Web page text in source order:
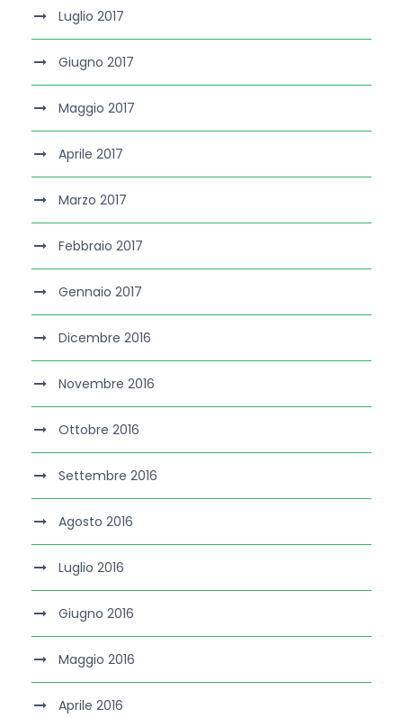
Luglio 2017
Giugno 2017
Maggio 2017
Aprile 2017
Marzo 2017
Febbraio 2017
Gennaio 2017
Dicembre 2016
Novembre 2016
Ottobre 2016
Settembre 2016
Agosto 2016
Luglio 2016
Giugno 2016
Maggio 2016
Aprile 2016